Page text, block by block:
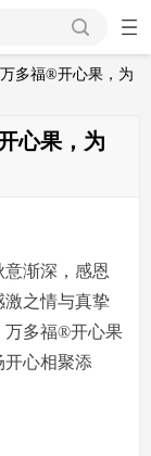
多福®开心果，为
心果，为
意渐深，感恩
激之情与真挚
万多福®开心果
心相聚添